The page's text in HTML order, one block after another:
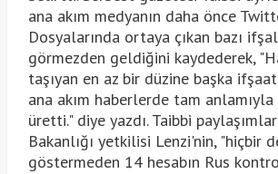
ana akım medyanın daha önce
Dosyalarında ortaya çıkan bazı
görmezden geldiğini kaydederek,
taşıyan en az bir düzine başka
ana akım haberlerde tam anlamıyla
üretti." diye yazdı. Taibbi
Bakanlığı yetkilisi Lenzi'nin, "hiçbir
göstermeden 14 hesabın Rus